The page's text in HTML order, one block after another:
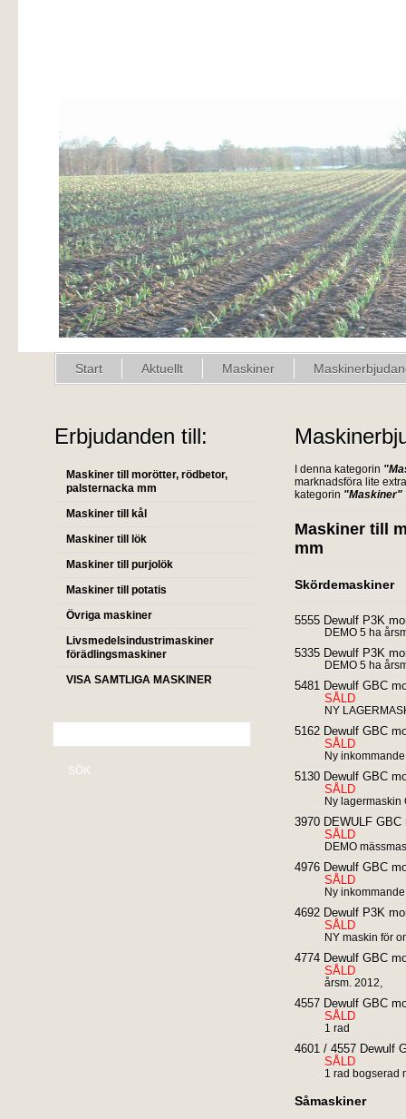
Start Aktuellt Maskiner
Erbjudanden till:
Maskiner till morötter, rödbetor,
palsternacka mm
Maskiner till kål
Maskiner till lök
Maskiner till purjolök
Maskiner till potatis
Övriga maskiner
Livsmedelsindustrimaskiner
förädlingsmaskiner
VISA SAMTLIGA MASKINER
SÖK
I denna kategorin
marknadsföra lite
kategorin "Maskiner"
Maskiner till
mm
Skördemaskiner
5555 Dewulf P3K
DEMO 5 ha
5335 Dewulf P3K
DEMO 5 ha
5481 Dewulf GBC
SÅLD
NY
5162 Dewulf GBC
SÅLD
Ny
5130 Dewulf GBC
SÅLD
Ny lagermaskin
3970 DEWULF
SÅLD
DEMO
4976 Dewulf GBC
SÅLD
Ny
4692 Dewulf P3K
SÅLD
NY maskin för
4774 Dewulf GBC
SÅLD
årsm. 2012,
4557 Dewulf GBC
SÅLD
1 rad
4601 / 4557 Dewulf
SÅLD
1 rad bogserad
Såmaskiner